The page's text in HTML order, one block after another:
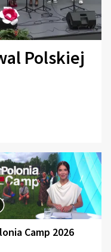
Polskiej
Camp 2026